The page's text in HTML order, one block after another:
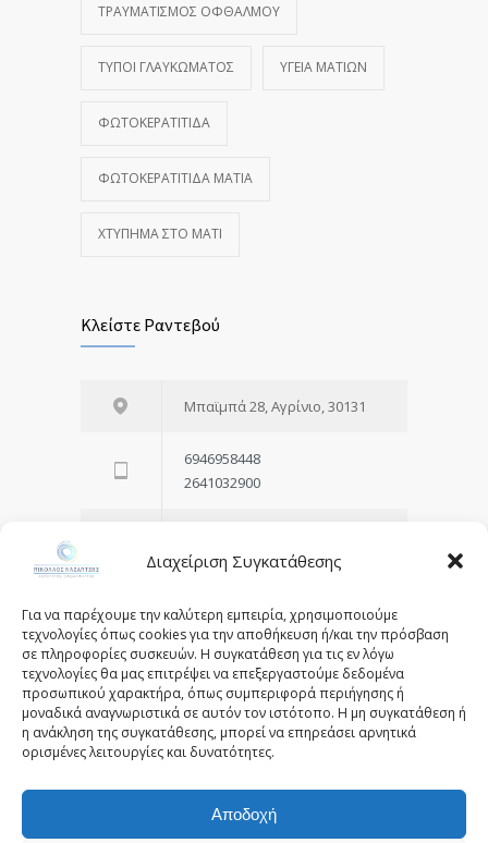
Διαχείριση Συγκατάθεσης
Για να παρέχουμε την καλύτερη εμπειρία, χρησιμοποιούμε
τεχνολογίες όπως cookies για την αποθήκευση ή/και την πρόσβαση
σε πληροφορίες συσκευών. Η συγκατάθεση για τις εν λόγω
τεχνολογίες θα μας επιτρέψει να επεξεργαστούμε δεδομένα
προσωπικού χαρακτήρα, όπως συμπεριφορά περιήγησης ή
μοναδικά αναγνωριστικά σε αυτόν τον ιστότοπο. Η μη συγκατάθεση ή
η ανάκληση της συγκατάθεσης, μπορεί να επηρεάσει αρνητικά
ορισμένες λειτουργίες και δυνατότητες.
Αποδοχή
ΤΡΑΥΜΑΤΙΣΜΌΣ ΟΦΘΑΛΜΟΎ
ΤΎΠΟΙ ΓΛΑΥΚΏΜΑΤΟΣ ΥΓΕΊΑ ΜΑΤΙΏΝ
ΦΩΤΟΚΕΡΑΤΊΤΙΔΑ
ΦΩΤΟΚΕΡΑΤΊΤΙΔΑ ΜΆΤΙΑ
ΧΤΎΠΗΜΑ ΣΤΟ ΜΆΤΙ
Κλείστε Ραντεβού
Μπαϊμπά 28, Αγρίνιο, 30131
6946958448
2641032900
doctor@kazantziseyecare.gr
Facebook:
facebook.com/nikos.kazantzis
instagram:
instagram.com/nikos_kazantzis